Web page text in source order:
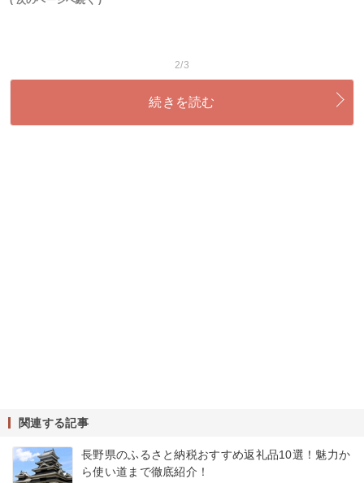
2/3
続きを読む
関連する記事
長野県のふるさと納税おすすめ返礼品10選！魅力か
ら使い道まで徹底紹介！